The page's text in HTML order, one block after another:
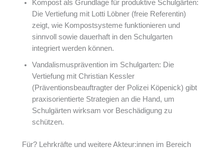
Kompost als Grundlage für produktive Schulgärten:
Die Vertiefung mit Lotti Löbner (freie Referentin)
zeigt, wie Kompostsysteme funktionieren und
sinnvoll sowie dauerhaft in den Schulgarten
integriert werden können.
Vandalismusprävention im Schulgarten: Die
Vertiefung mit Christian Kessler
(Präventionsbeauftragter der Polizei Köpenick) gibt
praxisorientierte Strategien an die Hand, um
Schulgärten wirksam vor Beschädigung zu
schützen.
Für? Lehrkräfte und weitere Akteur:innen im Bereich